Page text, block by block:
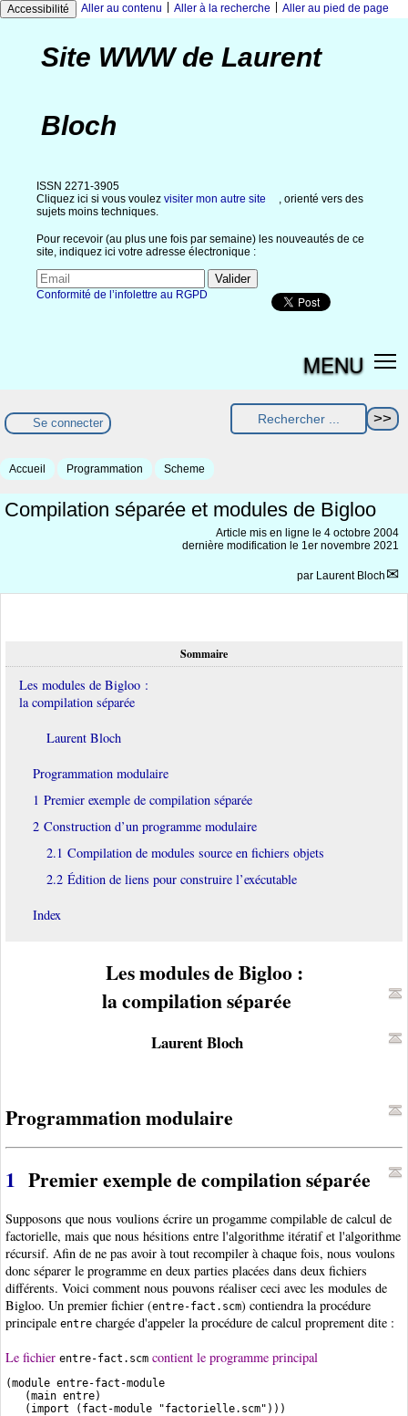
Accessibilité Aller au contenu Aller à la recherche Aller au pied de page
Site WWW de Laurent
Bloch
ISSN 2271-3905
Cliquez ici si vous voulez visiter mon autre site
, orienté vers des
sujets moins techniques.
Pour recevoir (au plus une fois par semaine) les nouveautés de ce
site, indiquez ici votre adresse électronique :
Conformité de l’infolettre au RGPD
MENU
Se connecter
Accueil Programmation Scheme
Compilation séparée et modules de Bigloo
Article mis en ligne le 4 octobre 2004
dernière modification le 1er novembre 2021
par Laurent Bloch
Sommaire
Les modules de Bigloo :
la compilation séparée
Laurent Bloch
Programmation modulaire
1 Premier exemple de compilation séparée
2 Construction d’un programme modulaire
2.1 Compilation de modules source en fichiers objets
2.2 Édition de liens pour construire l’exécutable
Index
Les modules de Bigloo :
la compilation séparée
Laurent Bloch
Programmation modulaire
1 Premier exemple de compilation séparée
Supposons que nous voulions écrire un progamme compilable de calcul de
factorielle, mais que nous hésitions entre l'algorithme itératif et l'algorithme
récursif. Afin de ne pas avoir à tout recompiler à chaque fois, nous voulons
donc séparer le programme en deux parties placées dans deux fichiers
différents. Voici comment nous pouvons réaliser ceci avec les modules de
Bigloo. Un premier fichier (entre-fact.scm) contiendra la procédure
principale entre chargée d'appeler la procédure de calcul proprement dite :
Le fichier entre-fact.scm contient le programme principal
(module entre-fact-module
   (main entre)
   (import (fact-module "factorielle.scm")))